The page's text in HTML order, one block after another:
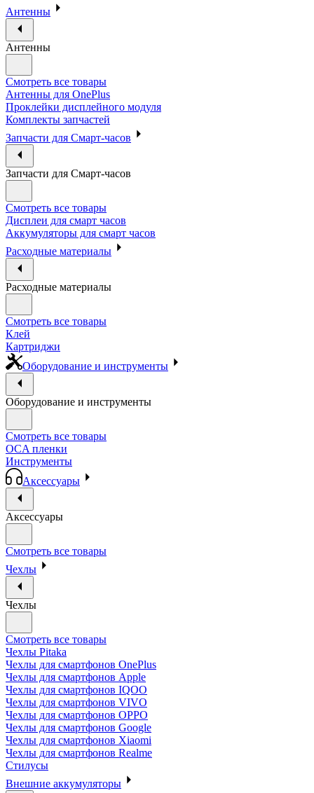
Антенны
Антенны
Смотреть все товары
Антенны для OnePlus
Проклейки дисплейного модуля
Комплекты запчастей
Запчасти для Смарт-часов
Запчасти для Смарт-часов
Смотреть все товары
Дисплеи для смарт часов
Аккумуляторы для смарт часов
Расходные материалы
Расходные материалы
Смотреть все товары
Клей
Картриджи
Оборудование и инструменты
Оборудование и инструменты
Смотреть все товары
OCA пленки
Инструменты
Аксессуары
Аксессуары
Смотреть все товары
Чехлы
Чехлы
Смотреть все товары
Чехлы Pitaka
Чехлы для смартфонов OnePlus
Чехлы для смартфонов Apple
Чехлы для смартфонов IQOO
Чехлы для смартфонов VIVO
Чехлы для смартфонов OPPO
Чехлы для смартфонов Google
Чехлы для смартфонов Xiaomi
Чехлы для смартфонов Realme
Стилусы
Внешние аккумуляторы